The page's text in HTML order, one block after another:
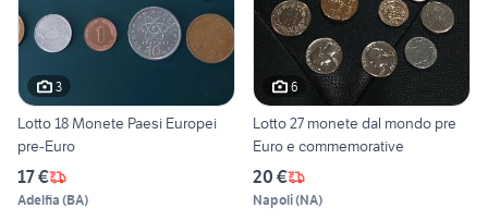
3
Lotto 18 Monete Paesi Europei
pre-Euro
17 €
Adelfia (BA)
6
Lotto 27 monete dal mondo pre
Euro e commemorative
20 €
Napoli(NA)